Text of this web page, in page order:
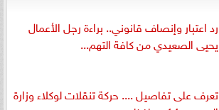
رد اعتبار وإنصاف قانوني.. براءة رجل الأعمال
يحيى الصعيدي من كافة التهم...
تعرف على تفاصيل .... حركة تنقلات لوكلاء وزارة